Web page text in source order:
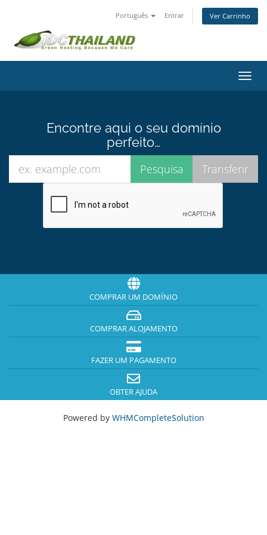
Português Entrar Ver Carrinho
Encontre aqui o seu domínio
perfeito…
COMPRAR UM DOMÍNIO
COMPRAR ALOJAMENTO
FAZER UM PAGAMENTO
OBTER AJUDA
Powered by WHMCompleteSolution